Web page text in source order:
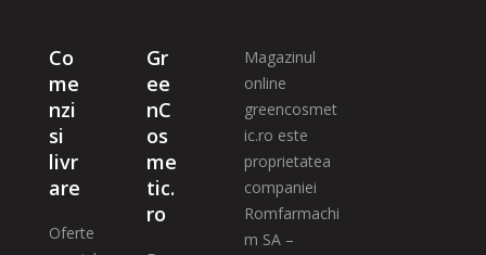
Co
me
nzi
si
livr
are
Oferte
Gr
ee
nC
os
me
tic.
ro
Magazinul
online
greencosmet
ic.ro este
proprietatea
companiei
Romfarmachi
m SA –